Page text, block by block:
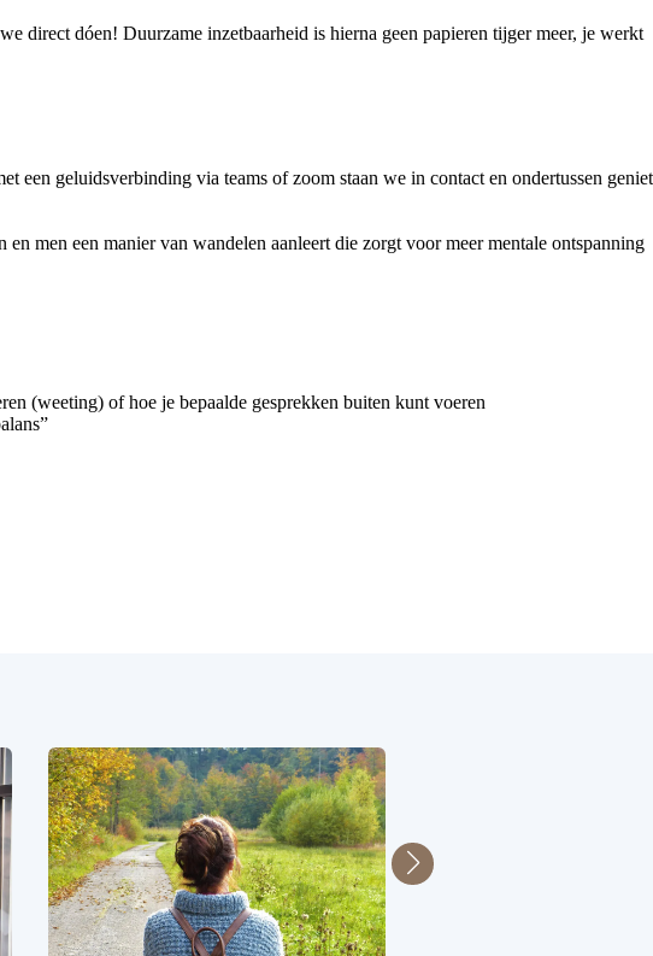
direct dóen! Duurzame inzetbaarheid is hierna geen papieren tijger meer, je werkt
een geluidsverbinding via teams of zoom staan we in contact en ondertussen geniet
men een manier van wandelen aanleert die zorgt voor meer mentale ontspanning
(weeting) of hoe je bepaalde gesprekken buiten kunt voeren